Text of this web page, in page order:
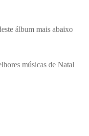
álbum mais abaixo
músicas de Natal